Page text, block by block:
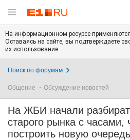
На информационном ресурсе
Оставаясь на сайте, вы подтверждаете
их использование.
Поиск по форумам
Общение Обсуждение новостей
На ЖБИ начали
старого рынка с часами,
построить новую